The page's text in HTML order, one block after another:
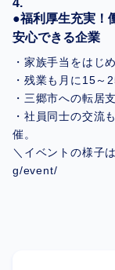
●福利厚生充実！
安心できる企業
・家族手当をはじ
・残業も月に15～
・三郷市への転居
・社員同士の交流
催。
＼イベントの様子
g/event/